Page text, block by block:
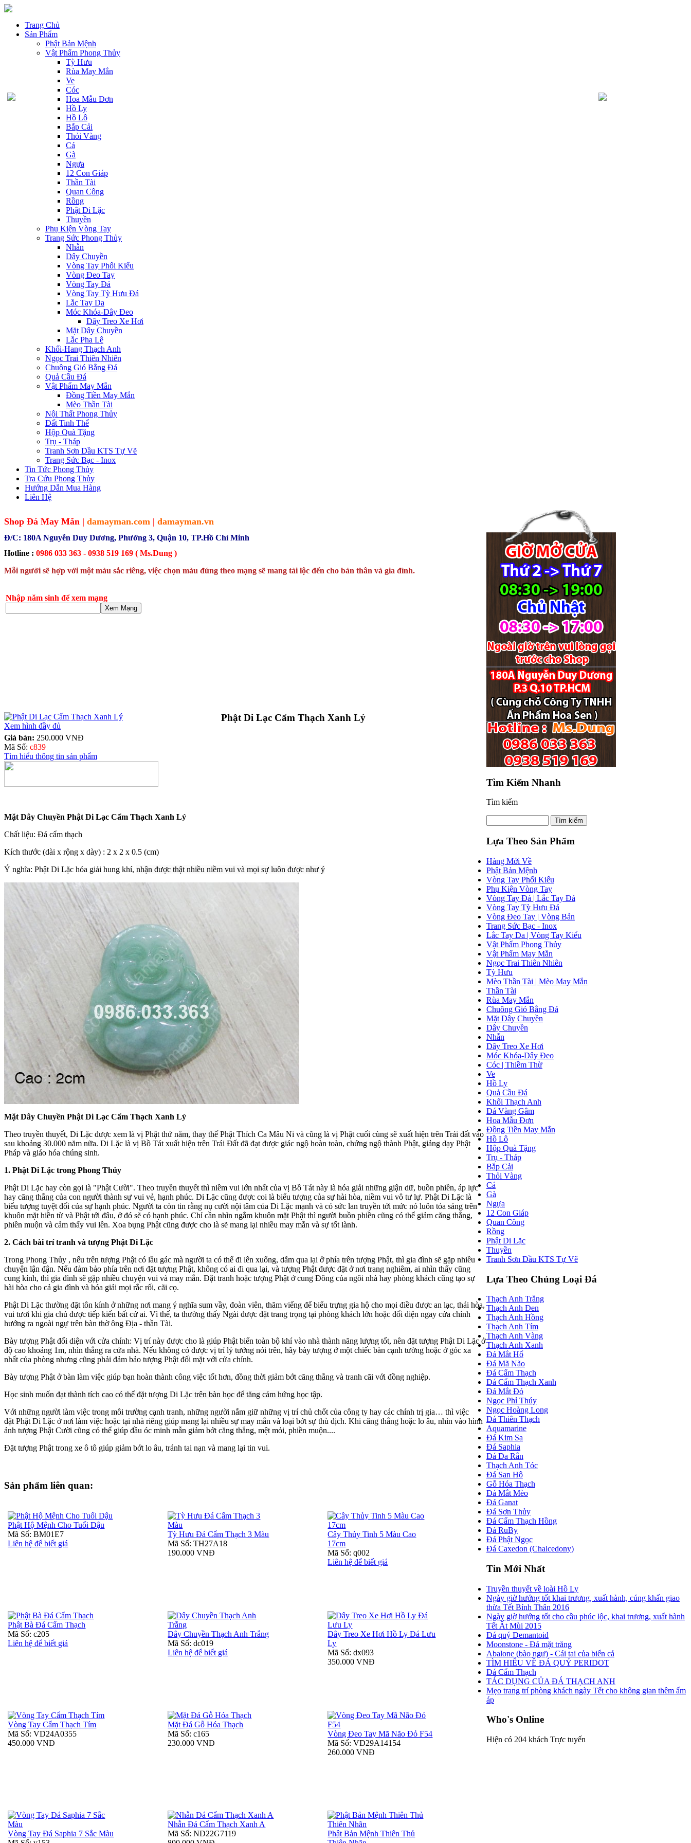
Trang Chủ
Sản Phẩm
Phật Bản Mệnh
Vật Phẩm Phong Thủy
Tỳ Hưu
Rùa May Mắn
Ve
Cóc
Hoa Mẫu Đơn
Hồ Ly
Hồ Lô
Bắp Cải
Thỏi Vàng
Cá
Gà
Ngựa
12 Con Giáp
Thần Tài
Quan Công
Rồng
Phật Di Lặc
Thuyền
Phụ Kiện Vòng Tay
Trang Sức Phong Thủy
Nhẫn
Dây Chuyền
Vòng Tay Phối Kiểu
Vòng Đeo Tay
Vòng Tay Đá
Vòng Tay Tỳ Hưu Đá
Lắc Tay Da
Móc Khóa-Dây Đeo
Dây Treo Xe Hơi
Mặt Dây Chuyền
Lắc Pha Lê
Khối-Hang Thạch Anh
Ngọc Trai Thiên Nhiên
Chuông Gió Bằng Đá
Quả Cầu Đá
Vật Phẩm May Mắn
Đồng Tiền May Mắn
Mèo Thần Tài
Nội Thất Phong Thủy
Đất Tinh Thể
Hộp Quà Tặng
Trụ - Tháp
Tranh Sơn Dầu KTS Tự Vẽ
Trang Sức Bạc - Inox
Tin Tức Phong Thủy
Tra Cứu Phong Thủy
Hướng Dẫn Mua Hàng
Liên Hệ
Shop Đá May Mắn | damayman.com | damayman.vn
Đ/C: 180A Nguyễn Duy Dương, Phường 3, Quận 10, TP.Hồ Chí Minh
Hotline : 0986 033 363 - 0938 519 169 ( Ms.Dung )
Mỗi người sẽ hợp với một màu sắc riêng, việc chọn màu đúng theo mạng sẽ mang tài lộc đến cho bản thân và gia đình.
Nhập năm sinh để xem mạng
Xem Mạng
Xem hình đầy đủ
Phật Di Lạc Cẩm Thạch Xanh Lý
Giá bán: 250.000 VNĐ
Mã Số: c839
Tìm hiểu thông tin sản phẩm
Mặt Dây Chuyền Phật Di Lạc Cẩm Thạch Xanh Lý
Chất liệu: Đá cẩm thạch
Kích thước (dài x rộng x dày) : 2 x 2 x 0.5 (cm)
Ý nghĩa: Phật Di Lặc hóa giải hung khí, nhận được thật nhiều niềm vui và mọi sự luôn được như ý
Mặt Dây Chuyền Phật Di Lạc Cẩm Thạch Xanh Lý
Theo truyền thuyết, Di Lặc được xem là vị Phật thứ năm, thay thế Phật Thích Ca Mâu Ni và cũng là vị Phật cuối cùng sẽ xuất hiện trên Trái đất vào
sau khoảng 30.000 năm nữa. Di Lặc là vị Bồ Tát xuất hiện trên Trái Đất đã đạt được giác ngộ hoàn toàn, chứng ngộ thành Phật, giảng dạy Phật
Pháp và giáo hóa chúng sinh.
1. Phật Di Lặc trong Phong Thủy
Phật Di Lặc hay còn gọi là "Phật Cười". Theo truyền thuyết thì niềm vui lớn nhất của vị Bồ Tát này là hóa giải những giận dữ, buồn phiền, áp lực
hay căng thẳng của con người thành sự vui vẻ, hạnh phúc. Di Lặc cũng được coi là biểu tượng của sự hài hòa, niềm vui vô tư lự. Phật Di Lặc là
biểu tượng tuyệt đối của sự hạnh phúc. Người ta còn tin rằng nụ cười nội tâm của Di Lặc mạnh và có sức lan truyền tới mức nó luôn tỏa sáng trên
khuôn mặt hiền từ và Phật tới đâu, ở đó sẽ có hạnh phúc. Chỉ cần nhìn ngắm khuôn mặt Phật thì người buồn phiền cũng có thể giảm căng thẳng,
phiền muộn và cảm thấy vui lên. Xoa bụng Phật cũng được cho là sẽ mang lại nhiều may mắn và sự tốt lành.
2. Cách bài trí tranh và tượng Phật Di Lặc
Trong Phong Thủy , nếu trên tượng Phật có lầu gác mà người ta có thể đi lên xuống, dẫm qua lại ở phía trên tượng Phật, thì gia đình sẽ gặp nhiều
chuyện lận đận. Nếu đảm bảo phía trên nơi đặt tượng Phật, không có ai đi qua lại, và tượng Phật được đặt ở nơi trang nghiêm, ai nhìn thấy cũng
cung kính, thì gia đình sẽ gặp nhiều chuyện vui và may mắn. Đặt tranh hoặc tượng Phật ở cung Đông của ngôi nhà hay phòng khách cũng tạo sự
hài hòa cho cả gia đình và hóa giải mọi rắc rối, cãi cọ.
Phật Di Lặc thường đặt tôn kính ở những nơi mang ý nghĩa sum vầy, đoàn viên, thăm viếng để biểu trựng gia hộ cho mọi điều được an lạc, thái hòa,
vui tươi khi gia chủ được tiếp kiến bất cứ ai. Vì thế, ta thường thấy Ngài được đặt trang trọng tại phòng khách lớn hoặc đối diện ngay cửa chính
hướng ra ngoài ngự trên bàn thờ ông Địa - thần Tài.
Bày tượng Phật đối diện với cửa chính: Vị trí này được cho là giúp Phật biến toàn bộ khí vào nhà thành năng lượng tốt, nên đặt tượng Phật Di Lặc ở
độ cao khoảng 1m, nhìn thẳng ra cửa nhà. Nếu không có được vị trí lý tưởng nói trên, hãy bày tượng ở một chiếc bàn cạnh tường hoặc ở góc xa
nhất của phòng nhưng cũng phải đảm bảo tượng Phật đối mặt với cửa chính.
Bày tượng Phật ở bàn làm việc giúp bạn hoàn thành công việc tốt hơn, đồng thời giảm bớt căng thẳng và tranh cãi với đồng nghiệp.
Học sinh muốn đạt thành tích cao có thể đặt tượng Di Lặc trên bàn học để tăng cảm hứng học tập.
Với những người làm việc trong môi trường cạnh tranh, những người nắm giữ những vị trí chủ chốt của công ty hay các chính trị gia… thì việc
đặt Phật Di Lặc ở nơi làm việc hoặc tại nhà riêng giúp mang lại nhiều sự may mắn và loại bớt sự thù địch. Khi căng thẳng hoặc lo âu, nhìn vào hình
ảnh tượng Phật Cười cũng có thể giúp đầu óc minh mẫn giảm bớt căng thẳng, mệt mỏi, phiền muộn....
Đặt tượng Phật trong xe ô tô giúp giảm bớt lo âu, tránh tai nạn và mang lại tin vui.
Sản phẩm liên quan:
Phật Hộ Mệnh Cho Tuổi Dậu
Mã Số: BM01E7
Liên hệ để biết giá
Tỳ Hưu Đá Cẩm Thạch 3 Màu
Mã Số: TH27A18
190.000 VNĐ
Cây Thủy Tinh 5 Màu Cao
17cm
Mã Số: q002
Liên hệ để biết giá
Phật Bà Đá Cẩm Thạch
Mã Số: c205
Liên hệ để biết giá
Dây Chuyền Thạch Anh Trắng
Mã Số: dc019
Liên hệ để biết giá
Dây Treo Xe Hơi Hồ Ly Đá Lưu
Ly
Mã Số: dx093
350.000 VNĐ
Vòng Tay Cẩm Thạch Tím
Mã Số: VD24A0355
450.000 VNĐ
Mặt Đá Gỗ Hóa Thạch
Mã Số: c165
230.000 VNĐ
Vòng Đeo Tay Mã Não Đỏ F54
Mã Số: VD29A14154
260.000 VNĐ
Vòng Tay Đá Saphia 7 Sắc Màu
Nhẫn Đá Cẩm Thạch Xanh A
Mã Số: ND22G7119
Phật Bản Mệnh Thiên Thủ
Tìm Kiếm Nhanh
Tìm kiếm
Lựa Theo Sản Phẩm
Hàng Mới Về
Phật Bản Mệnh
Vòng Tay Phối Kiểu
Phụ Kiện Vòng Tay
Vòng Tay Đá | Lắc Tay Đá
Vòng Tay Tỳ Hưu Đá
Vòng Đeo Tay | Vòng Bản
Trang Sức Bạc - Inox
Lắc Tay Da | Vòng Tay Kiểu
Vật Phẩm Phong Thủy
Vật Phẩm May Mắn
Ngọc Trai Thiên Nhiên
Tỳ Hưu
Mèo Thần Tài | Mèo May Mắn
Thần Tài
Rùa May Mắn
Chuông Gió Bằng Đá
Mặt Dây Chuyền
Dây Chuyền
Nhẫn
Dây Treo Xe Hơi
Móc Khóa-Dây Đeo
Cóc | Thiềm Thừ
Ve
Hồ Ly
Quả Cầu Đá
Khối Thạch Anh
Đá Vàng Gâm
Hoa Mẫu Đơn
Đồng Tiền May Mắn
Hồ Lô
Hộp Quà Tặng
Trụ - Tháp
Bắp Cải
Thỏi Vàng
Cá
Gà
Ngựa
12 Con Giáp
Quan Công
Rồng
Phật Di Lặc
Thuyền
Tranh Sơn Dầu KTS Tự Vẽ
Lựa Theo Chủng Loại Đá
Thạch Anh Trắng
Thạch Anh Đen
Thạch Anh Hồng
Thạch Anh Tím
Thạch Anh Vàng
Thạch Anh Xanh
Đá Mắt Hổ
Đá Mã Não
Đá Cẩm Thạch
Đá Cẩm Thạch Xanh
Đá Mắt Đỏ
Ngọc Phỉ Thúy
Ngọc Hoàng Long
Đá Thiên Thạch
Aquamarine
Đá Kim Sa
Đá Saphia
Đá Da Rắn
Thạch Anh Tóc
Đá San Hô
Gỗ Hóa Thạch
Đá Mắt Mèo
Đá Ganat
Đá Sơn Thủy
Đá Cẩm Thạch Hồng
Đá RuBy
Đá Phật Ngọc
Đá Caxedon (Chalcedony)
Tin Mới Nhất
Truyền thuyết về loài Hồ Ly
Ngày giờ hướng tốt khai trương, xuất hành, cúng khấn giao
thừa Tết Bính Thân 2016
Ngày giờ hướng tốt cho cầu phúc lộc, khai trương, xuất hành
Tết Ất Mùi 2015
Đá quý Demantoid
Moonstone - Đá mặt trăng
Abalone (bào ngư) - Cái tai của biển cả
TÌM HIỂU VỀ ĐÁ QUÝ PERIDOT
Đá Cẩm Thạch
TÁC DỤNG CỦA ĐÁ THẠCH ANH
Mẹo trang trí phòng khách ngày Tết cho không gian thêm ấm
áp
Who's Online
Hiện có 204 khách Trực tuyến